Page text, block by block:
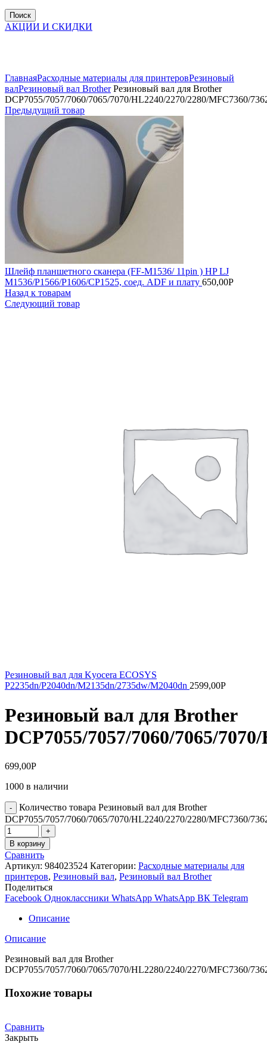
Поиск
АКЦИИ И СКИДКИ
ГлавнаяРасходные материалы для принтеровРезиновый
валРезиновый вал BrotherРезиновый вал для Brother
DCP7055/7057/7060/7065/7070/HL2240/2270/2280/MFC7360/
Предыдущий товар
Шлейф планшетного сканера (FF-M1536/ 11pin ) HP LJ
M1536/P1566/P1606/CP1525, соед. ADF и плату 650,00Р
Назад к товарам
Следующий товар
Резиновый вал для Kyocera ECOSYS
P2235dn/P2040dn/M2135dn/2735dw/M2040dn 2599,00Р
Резиновый вал для Brother
DCP7055/7057/7060/7065/
699,00Р
1000 в наличии
Количество товара Резиновый вал для Brother
DCP7055/7057/7060/7065/7070/HL2240/2270/2280/MFC7360/
В корзину
Сравнить
Артикул: 984023524 Категории: Расходные материалы для
принтеров, Резиновый вал, Резиновый вал Brother
Поделиться
Facebook Одноклассники WhatsApp WhatsApp ВК Telegram
Описание
Описание
Резиновый вал для Brother
DCP7055/7057/7060/7065/7070/HL2280/2240/2270/MFC7360/
Похожие товары
Сравнить
Закрыть